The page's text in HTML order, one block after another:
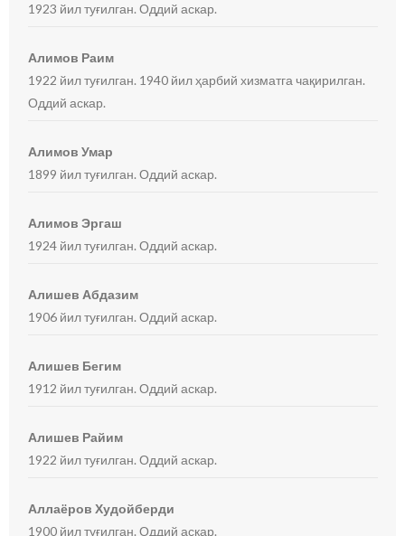
1923 йил туғилган. Оддий аскар.
Алимов Раим
1922 йил туғилган. 1940 йил ҳарбий хизматга чақирилган.
Оддий аскар.
Алимов Умар
1899 йил туғилган. Оддий аскар.
Алимов Эргаш
1924 йил туғилган. Оддий аскар.
Алишев Абдазим
1906 йил туғилган. Оддий аскар.
Алишев Бегим
1912 йил туғилган. Оддий аскар.
Алишев Райим
1922 йил туғилган. Оддий аскар.
Аллаёров Худойберди
1900 йил туғилган. Оддий аскар.